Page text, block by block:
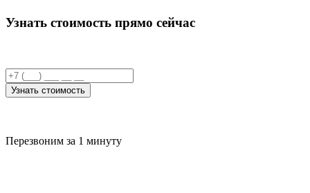
Узнать стоимость прямо сейчас
Узнать стоимость
Перезвоним за 1 минуту